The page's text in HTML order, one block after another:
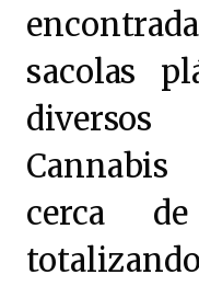
sacolas
Cannabis
cerca